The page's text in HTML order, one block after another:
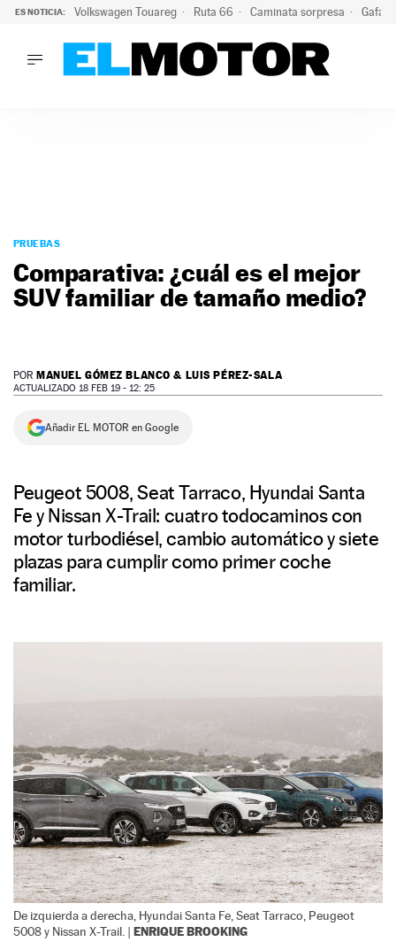
ES NOTICIA: Volkswagen Touareg Ruta 66 Caminata sorpresa Gafas
PODCAST
MOTOS
TECNOLOGÍA
SERVICIOS
NEWSLETTER
PRUEBAS
Comparativa: ¿cuál es el mejor
SUV familiar de tamaño medio?
POR MANUEL GÓMEZ BLANCO & LUIS PÉREZ-SALA
ACTUALIZADO 18 FEB 19 - 12: 25
Añadir EL MOTOR en Google
Peugeot 5008, Seat Tarraco, Hyundai Santa
Fe y Nissan X-Trail: cuatro todocaminos con
motor turbodiésel, cambio automático y siete
plazas para cumplir como primer coche
familiar.
De izquierda a derecha, Hyundai Santa Fe, Seat Tarraco, Peugeot
5008 y Nissan X-Trail. | ENRIQUE BROOKING